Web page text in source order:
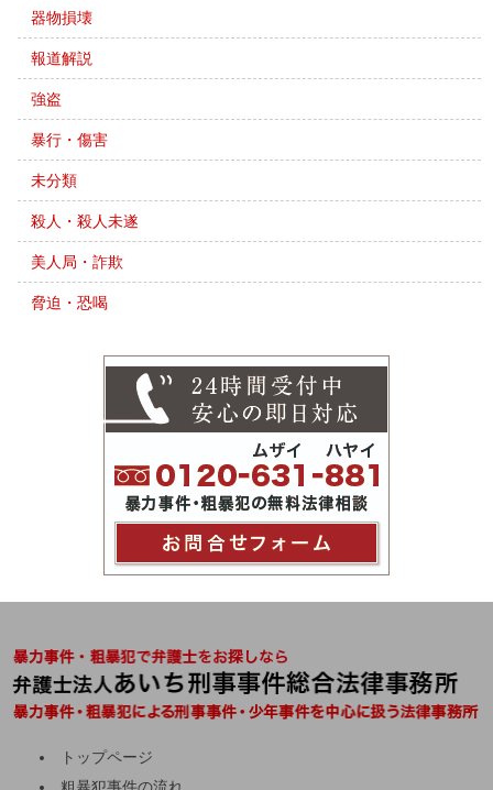
器物損壊
報道解説
強盗
暴行・傷害
未分類
殺人・殺人未遂
美人局・詐欺
脅迫・恐喝
トップページ